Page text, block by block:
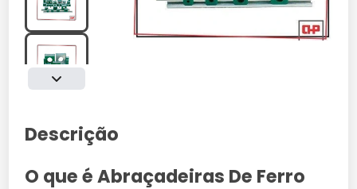
Descrição
O que é Abraçadeiras De Ferro